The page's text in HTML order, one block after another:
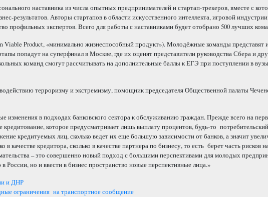
наставника из числа опытных предпринимателей и стартап-трекеров, вместе с
результатов. Авторы стартапов в области искусственного интеллекта, игровой
профильных экспертов. Всего для работы с наставниками будет отобрано 500 лучших
Viable Product, «минимально жизнеспособный продукт»). Молодёжные команды представят
попадут на суперфинал в Москве, где их оценят представители руководства Сбера и
команд смогут рассчитывать на дополнительные баллы к ЕГЭ при поступлении в
терроризму и экстремизму, помощник председателя Общественной палаты
изменения в подходах банковского сектора к обслуживанию граждан. Прежде всего на
которое предусматривает лишь выплату процентов, будь-то
кредитуемых лиц, сколько ведет их еще большую зависимости от банков, а значит
качестве кредитора, сколько в качестве партнера по бизнесу, то есть берет часть рисков
– это совершенно новый подход с большими перспективами для молодых
но и ввести в бизнес пространство новые перспективные лица.»
и ДНР
ограничения на транспортное сообщение